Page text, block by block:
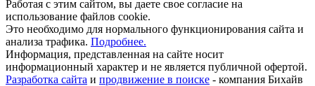
Работая с этим сайтом, вы даете свое согласие на
использование файлов cookie.
Это необходимо для нормального функционирования сайта и
анализа трафика. Подробнее.
Информация, представленная на сайте носит
информационный характер и не является публичной офертой.
Разработка сайта и продвижение в поиске - компания Бихайв